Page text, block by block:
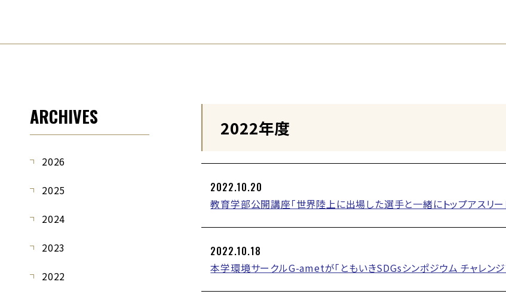
2022年度
2022.10.20
教育学部公開講座「世界陸上に出場した選手と一緒にトップアスリー
2022.10.18
本学環境サークルG-ametが「ともいきSDGsシンポジウム チャレン
ARCHIVES
2026
2025
2024
2023
2022